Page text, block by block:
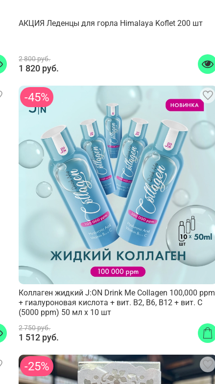
АКЦИЯ Леденцы для горла Himalaya Koflet 200 шт
2 800 руб.
1 820 руб.
-45%
Коллаген жидкий J:ON Drink Me Collagen 100,000 ppm
+ гиалуроновая кислота + вит. B2, B6, B12 + вит. С
(5000 ppm) 50 мл х 10 шт
2 750 руб.
1 512 руб.
-25%